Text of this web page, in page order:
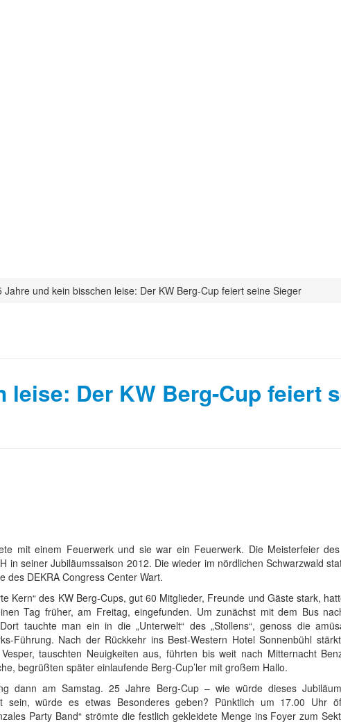
Jahre und kein bisschen leise: Der KW Berg-Cup feiert seine Sieger
Der KW Berg-Cup feiert
mit einem Feuerwerk und sie war ein Feuerwerk. Die Meisterfeier
in seiner Jubiläumssaison 2012. Die wieder im nördlichen Schwarzwald
des DEKRA Congress Center Wart.
Kern“ des KW Berg-Cups, gut 60 Mitglieder, Freunde und Gäste stark,
Tag früher, am Freitag, eingefunden. Um zunächst mit dem Bus
tauchte man ein in die „Unterwelt“ des „Stollens“, genoss die
Führung. Nach der Rückkehr ins Best-Western Hotel Sonnenbühl
tauschten Neuigkeiten aus, führten bis weit nach Mitternacht
begrüßten später einlaufende Berg-Cup’ler mit großem Hallo.
dann am Samstag. 25 Jahre Berg-Cup – wie würde dieses
sein, würde es etwas Besonderes geben? Pünktlich um 17.00 Uhr
Party Band“ strömte die festlich gekleidete Menge ins Foyer zum